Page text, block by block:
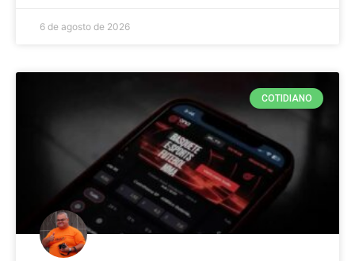
6 de agosto de 2026
COTIDIANO